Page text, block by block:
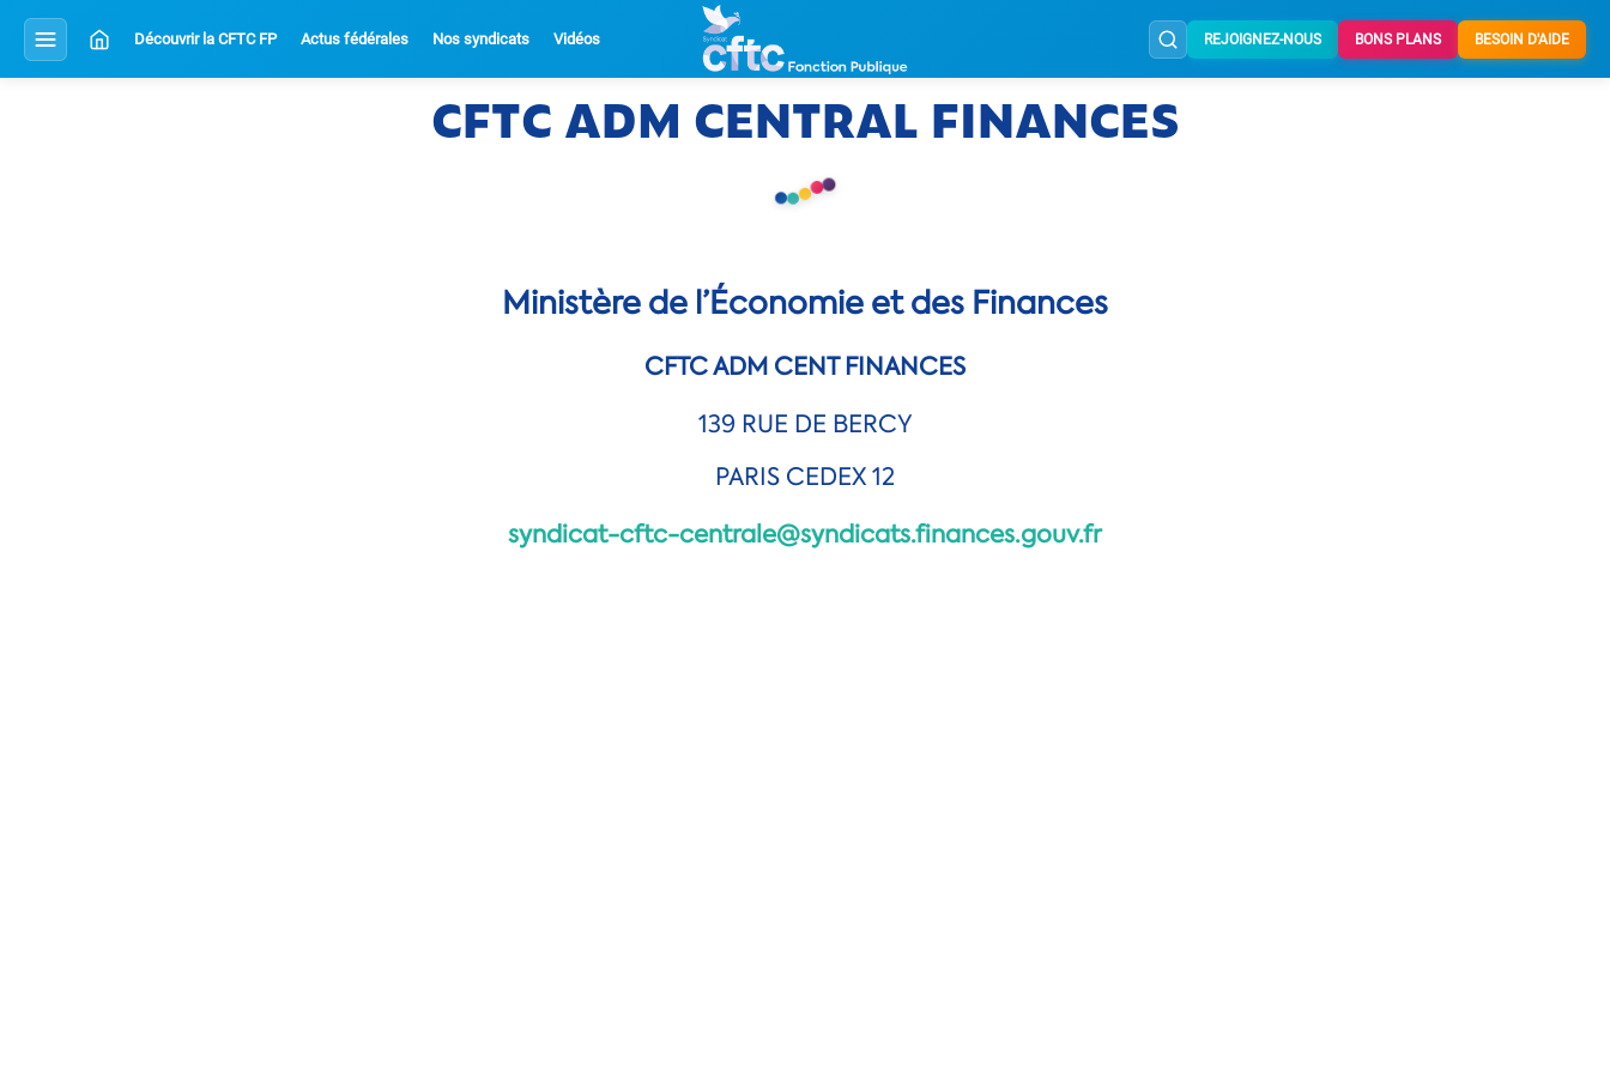
Découvrir la CFTC FP Actus fédérales Nos syndicats Vidéos REJOIGNEZ-NOUS BONS PLANS BESOIN D'AIDE
CFTC ADM CENTRAL FINANCES
Ministère de l’Économie et des Finances
CFTC ADM CENT FINANCES
139 RUE DE BERCY
PARIS CEDEX 12
syndicat-cftc-centrale@syndicats.finances.gouv.fr